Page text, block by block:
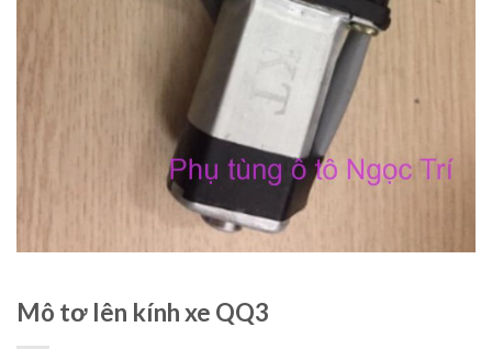
Mô tơ lên kính xe QQ3